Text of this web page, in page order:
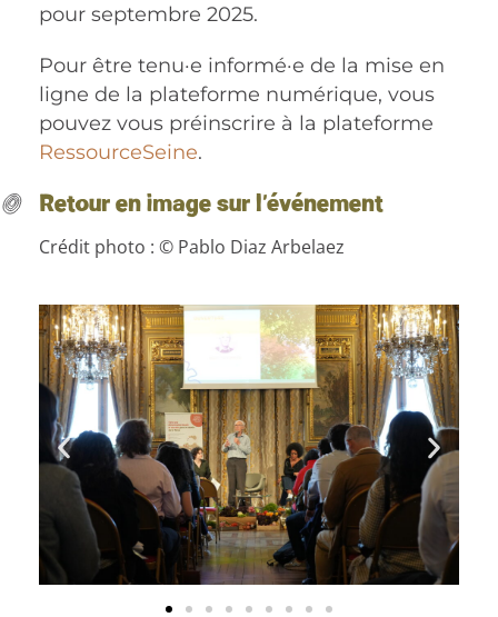
pour septembre 2025.
Pour être tenu·e informé·e de la mise en
ligne de la plateforme numérique, vous
pouvez vous préinscrire à la plateforme
RessourceSeine.
Retour en image sur l’événement
Crédit photo : © Pablo Diaz Arbelaez